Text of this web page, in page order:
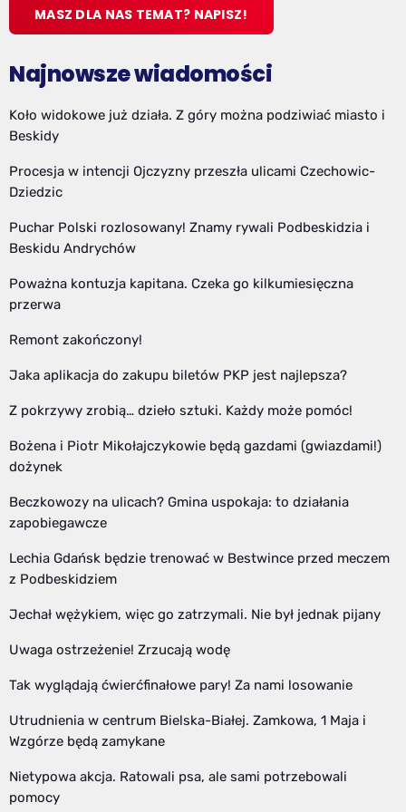
MASZ DLA NAS TEMAT? NAPISZ!
Najnowsze wiadomości
Koło widokowe już działa. Z góry można podziwiać miasto i
Beskidy
Procesja w intencji Ojczyzny przeszła ulicami Czechowic-
Dziedzic
Puchar Polski rozlosowany! Znamy rywali Podbeskidzia i
Beskidu Andrychów
Poważna kontuzja kapitana. Czeka go kilkumiesięczna
przerwa
Remont zakończony!
Jaka aplikacja do zakupu biletów PKP jest najlepsza?
Z pokrzywy zrobią… dzieło sztuki. Każdy może pomóc!
Bożena i Piotr Mikołajczykowie będą gazdami (gwiazdami!)
dożynek
Beczkowozy na ulicach? Gmina uspokaja: to działania
zapobiegawcze
Lechia Gdańsk będzie trenować w Bestwince przed meczem
z Podbeskidziem
Jechał wężykiem, więc go zatrzymali. Nie był jednak pijany
Uwaga ostrzeżenie! Zrzucają wodę
Tak wyglądają ćwierćfinałowe pary! Za nami losowanie
Utrudnienia w centrum Bielska-Białej. Zamkowa, 1 Maja i
Wzgórze będą zamykane
Nietypowa akcja. Ratowali psa, ale sami potrzebowali
pomocy